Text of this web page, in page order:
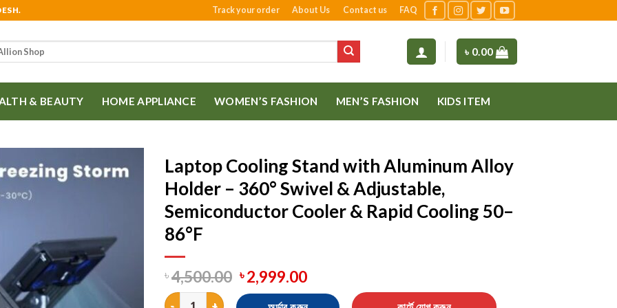
Track your order About Us Contact us FAQ
৳ 0.00
& BEAUTY HOME APPLIANCE WOMEN’S FASHION MEN’S FASHION KIDS ITEM
Laptop Cooling Stand with Aluminum Alloy
Holder – 360° Swivel & Adjustable,
Semiconductor Cooler & Rapid Cooling 50–
86°F
৳4,500.00 ৳2,999.00
Laptop Cooling Stand with Aluminum Alloy Holder – 360° Swivel & Adjustable, Semiconductor